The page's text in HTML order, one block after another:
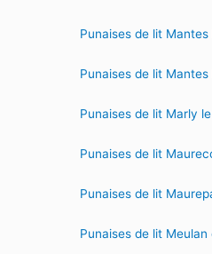
Punaises de lit Mantes
Punaises de lit Mantes
Punaises de lit Marly
Punaises de lit
Punaises de lit
Punaises de lit Meulan